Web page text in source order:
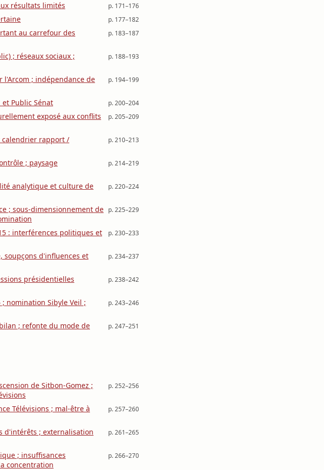
résultats limités
p. 171–176
p. 177–182
au carrefour des
p. 183–187
; réseaux sociaux ;
p. 188–193
l'Arcom ; indépendance de
p. 194–199
et Public Sénat
p. 200–204
exposé aux conflits
p. 205–209
calendrier rapport /
p. 210–213
; paysage
p. 214–219
analytique et culture de
p. 220–224
; sous-dimensionnement de p. 225–229
: interférences politiques et
p. 230–233
soupçons d'influences et
p. 234–237
présidentielles
p. 238–242
nomination Sibyle Veil ;
p. 243–246
; refonte du mode de
p. 247–251
de Sitbon-Gomez ;
p. 252–256
Télévisions ; mal-être à
p. 257–260
d'intérêts ; externalisation
p. 261–265
; insuffisances
concentration
p. 266–270